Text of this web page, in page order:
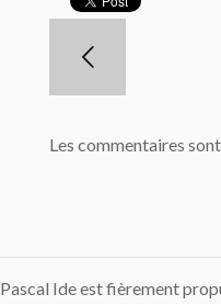
Les commentaires
Pascal Ide est fièrement